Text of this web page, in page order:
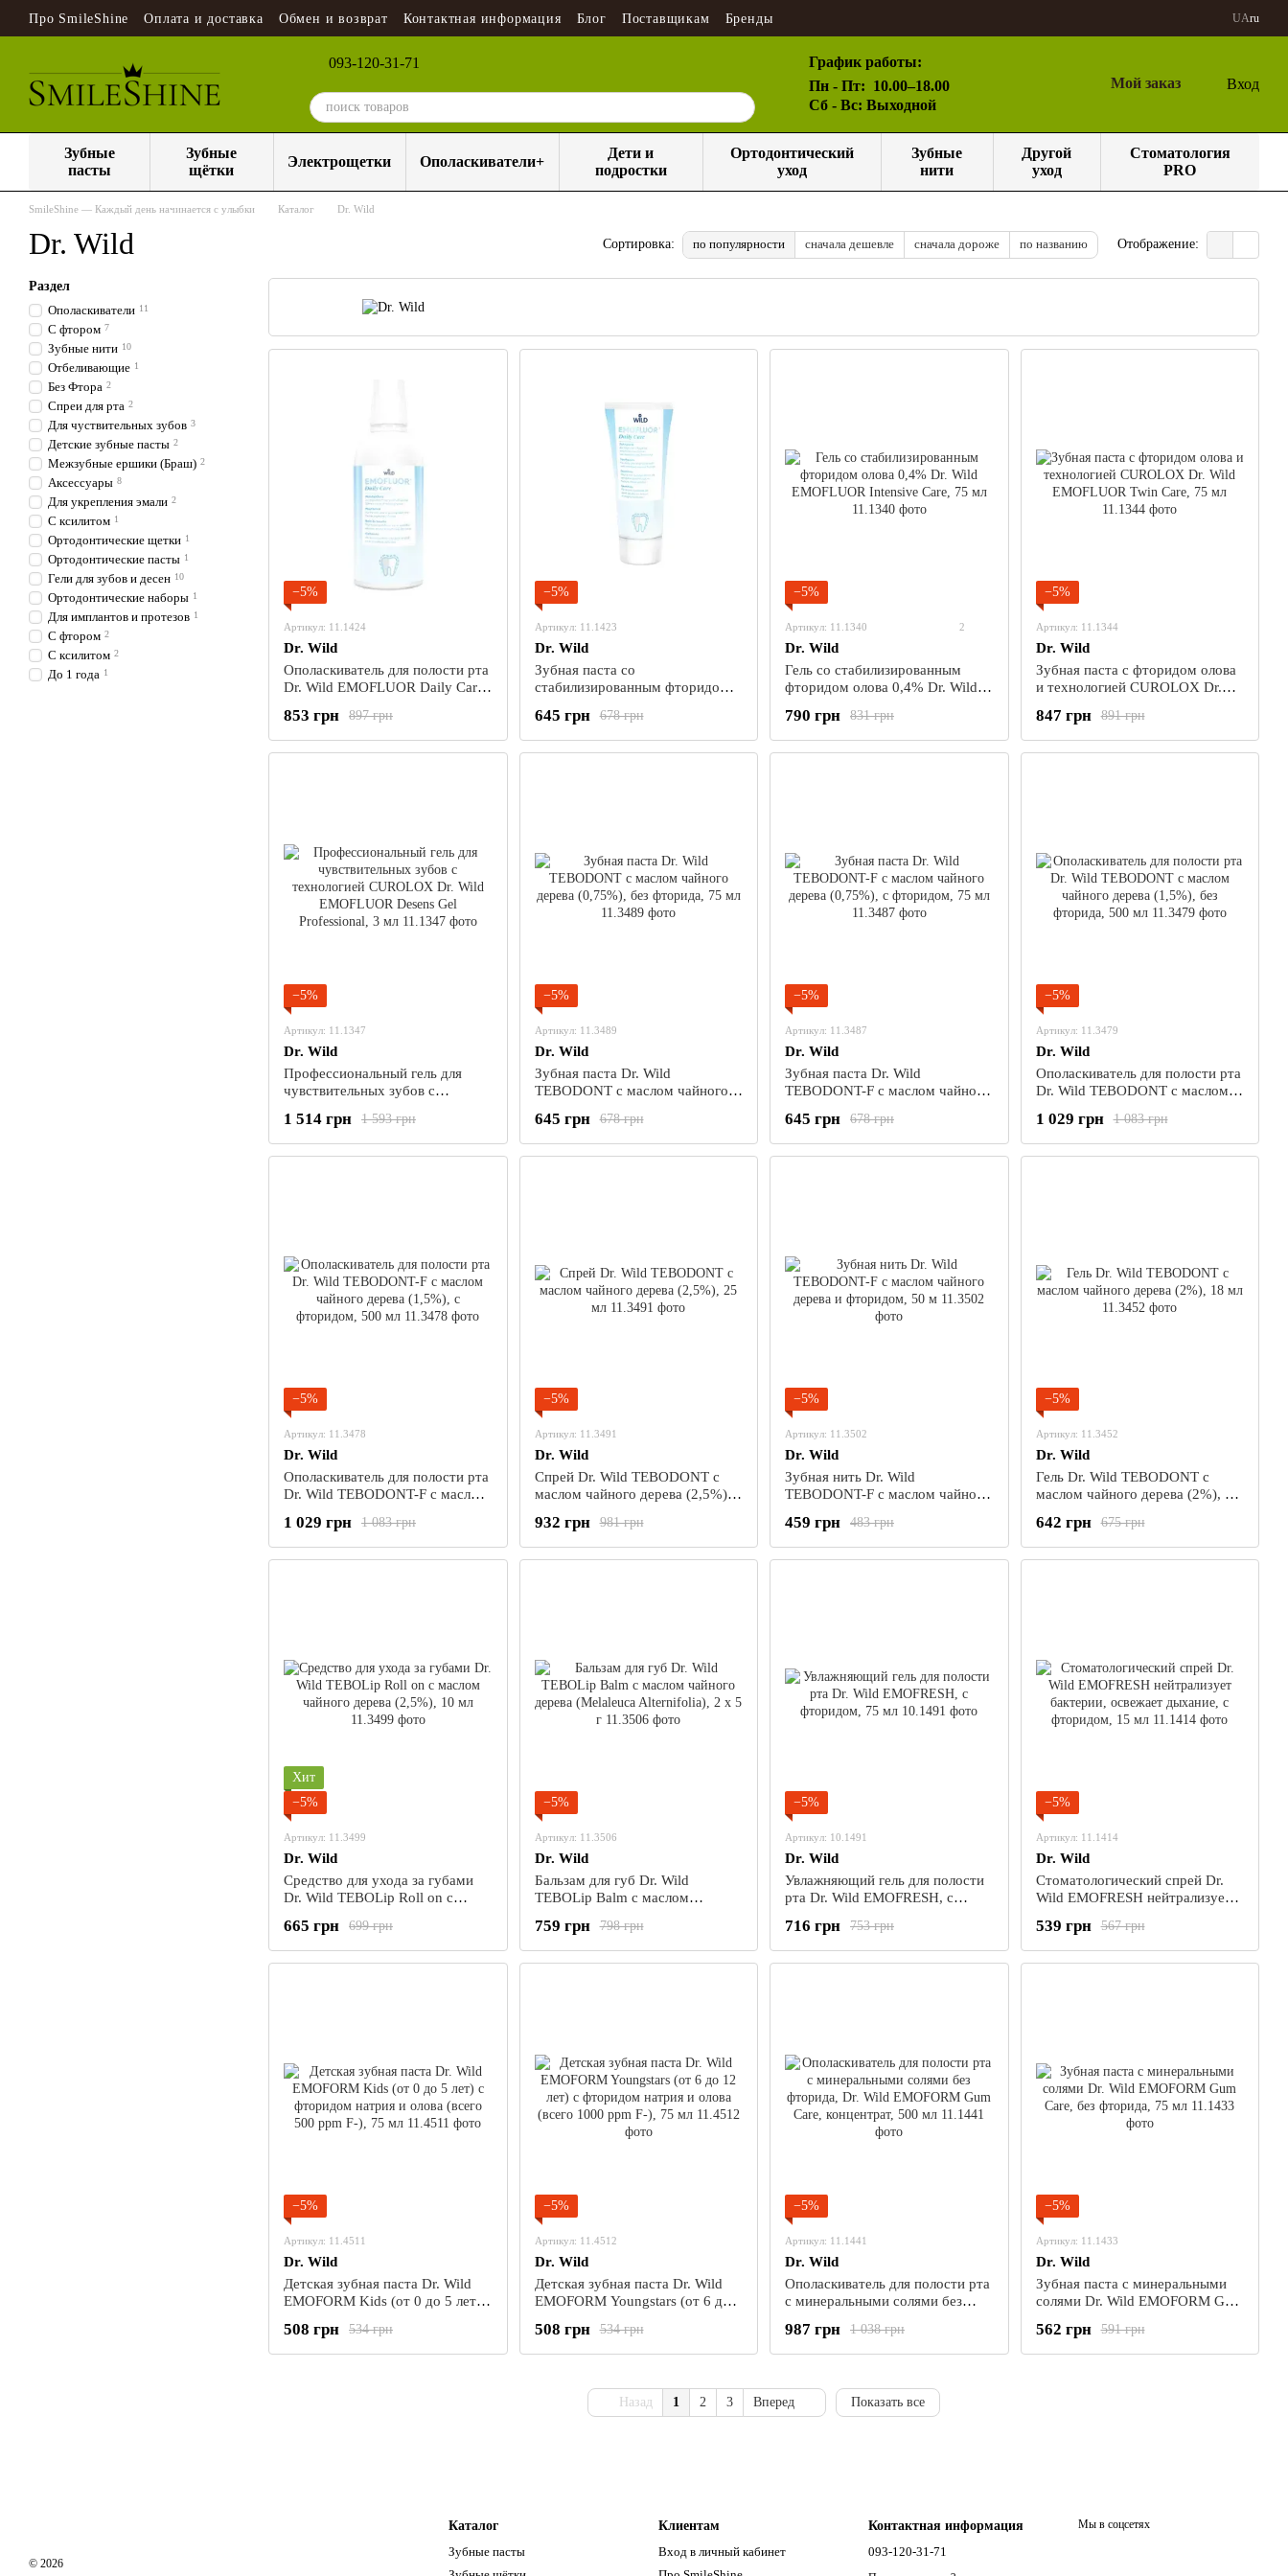
Перейти к основному контенту
Про SmileShine Оплата и доставка Обмен и возврат Контактная информация Блог Поставщикам Бренды UAru
093-120-31-71
График работы:
Пн - Пт: 10.00–18.00
Сб - Вс: Выходной
Мой заказ Вход
Зубные
пасты
Зубные
щётки
Электрощетки Ополаскиватели+
Дети и
подростки
Ортодонтический
уход
Зубные
нити
Другой
уход
Стоматология
PRO
SmileShine — Каждый день начинается с улыбки Каталог Dr. Wild
Dr. Wild Сортировка: по популярности сначала дешевле сначала дороже по названию Отображение:
−5%
Артикул: 11.1424
Dr. Wild
Ополаскиватель для полости рта
Dr. Wild EMOFLUOR Daily Care
фторидом, 500 мл
897 грн
853 грн
−5%
Артикул: 11.1423
Dr. Wild
Зубная паста со
стабилизированным фторидом
Care, 75 мл678 грн
645 грн
−5%
Артикул: 11.1340 2
Dr. Wild
Гель со стабилизированным
фторидом олова 0,4% Dr. Wild
мл
831 грн
790 грн
−5%
Артикул: 11.1344
Dr. Wild
Зубная паста с фторидом олова
и технологией CUROLOX Dr.
мл
891 грн
847 грн
−5%
Артикул: 11.1347
Dr. Wild
Профессиональный гель для
чувствительных зубов с
EMOFLUOR Desens Gel
Professional, 3 мл
1 593 грн
1 514 грн
−5%
Артикул: 11.3489
Dr. Wild
Зубная паста Dr. Wild
TEBODONT с маслом чайного
мл
678 грн
645 грн
−5%
Артикул: 11.3487
Dr. Wild
Зубная паста Dr. Wild
TEBODONT-F с маслом чайного
мл
678 грн
645 грн
−5%
Артикул: 11.3479
Dr. Wild
Ополаскиватель для полости рта
Dr. Wild TEBODONT с маслом
фторида, 500 мл1 083 грн
1 029 грн
−5%
Артикул: 11.3478
Dr. Wild
Ополаскиватель для полости рта
Dr. Wild TEBODONT-F с маслом
фторидом, 500 мл
1 083 грн
1 029 грн
−5%
Артикул: 11.3491
Dr. Wild
Спрей Dr. Wild TEBODONT с
маслом чайного дерева (2,5%),
981 грн
932 грн
−5%
Артикул: 11.3502
Dr. Wild
Зубная нить Dr. Wild
TEBODONT-F с маслом чайного
483 грн
459 грн
−5%
Артикул: 11.3452
Dr. Wild
Гель Dr. Wild TEBODONT с
маслом чайного дерева (2%), 18
675 грн
642 грн
Хит
−5%
Артикул: 11.3499
Dr. Wild
Средство для ухода за губами
Dr. Wild TEBOLip Roll on с
10 мл
699 грн
665 грн
−5%
Артикул: 11.3506
Dr. Wild
Бальзам для губ Dr. Wild
TEBOLip Balm с маслом
Alternifolia), 2 x 5 г
798 грн
759 грн
−5%
Артикул: 10.1491
Dr. Wild
Увлажняющий гель для полости
рта Dr. Wild EMOFRESH, с
753 грн
716 грн
−5%
Артикул: 11.1414
Dr. Wild
Стоматологический спрей Dr.
Wild EMOFRESH нейтрализует
фторидом, 15 мл
567 грн
539 грн
−5%
Артикул: 11.4511
Dr. Wild
Детская зубная паста Dr. Wild
EMOFORM Kids (от 0 до 5 лет) с
500 ppm F-), 75 мл
534 грн
508 грн
−5%
Артикул: 11.4512
Dr. Wild
Детская зубная паста Dr. Wild
EMOFORM Youngstars (от 6 до
олова (всего 1000 ppm F-), 75 мл
534 грн
508 грн
−5%
Артикул: 11.1441
Dr. Wild
Ополаскиватель для полости рта
с минеральными солями без
Gum Care, концентрат, 500 мл
1 038 грн
987 грн
−5%
Артикул: 11.1433
Dr. Wild
Зубная паста с минеральными
солями Dr. Wild EMOFORM Gum
591 грн
562 грн
Назад 1 2 3 Вперед Показать все
Раздел
Ополаскиватели 11
С фтором 7
Зубные нити 10
Отбеливающие 1
Без Фтора 2
Спреи для рта 2
Для чуствительных зубов 3
Детские зубные пасты 2
Межзубные ершики (Браш) 2
Аксессуары 8
Для укрепления эмали 2
С ксилитом 1
Ортодонтические щетки 1
Ортодонтические пасты 1
Гели для зубов и десен 10
Ортодонтические наборы 1
Для имплантов и протезов 1
С фтором 2
С ксилитом 2
До 1 года 1
© 2026
Каталог
Зубные пасты
Клиентам
Вход в личный кабинет
Контактная информация
093-120-31-71
Мы в соцсетях